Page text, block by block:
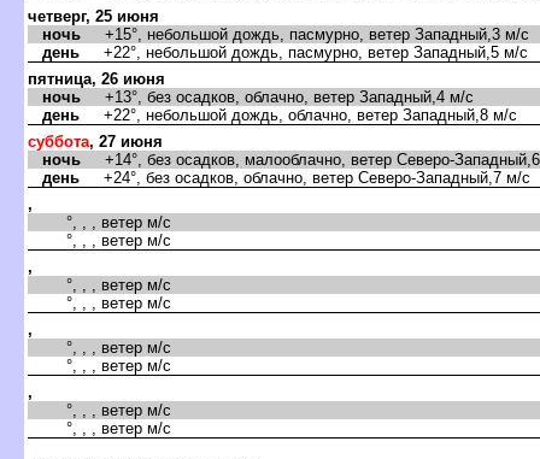
четверг, 25 июня
ночь +15°, небольшой дождь, пасмурно, ветер Западный,3 м/с
день +22°, небольшой дождь, пасмурно, ветер Западный,5 м/с
пятница, 26 июня
ночь +13°, без осадков, облачно, ветер Западный,4 м/с
день +22°, небольшой дождь, облачно, ветер Западный,8 м/с
суббота, 27 июня
ночь +14°, без осадков, малооблачно, ветер Северо-
день +24°, без осадков, облачно, ветер Северо-Западный,7 м/с
,
°, , , ветер м/с
°, , , ветер м/с
,
°, , , ветер м/с
°, , , ветер м/с
,
°, , , ветер м/с
°, , , ветер м/с
,
°, , , ветер м/с
°, , , ветер м/с